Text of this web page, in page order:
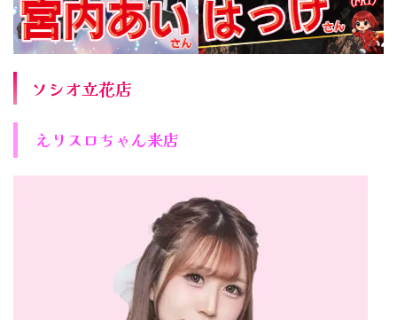
ソシオ立花店
えりスロちゃん来店